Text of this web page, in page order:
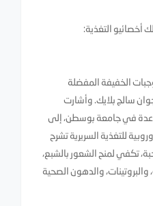
أخصائيو التغذية:
الخفيفة المفضلة
سالج بلايك. وأشارت
في جامعة بوسطن، إلى
للتغذية السريرية تشرح
1.5 أونصة من اللوز، أي 35 حبة، تكفي لمنح الشعور بالشبع،
والبروتينات، والدهون الصحية